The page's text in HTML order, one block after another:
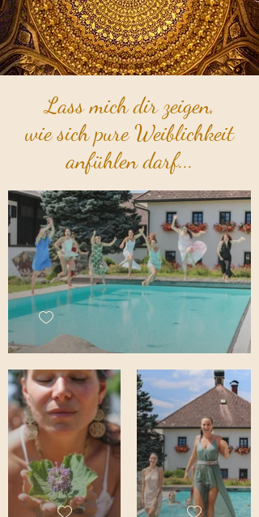
Lass mich dir zeigen,
wie sich pure Weiblichkeit
anfühlen darf...